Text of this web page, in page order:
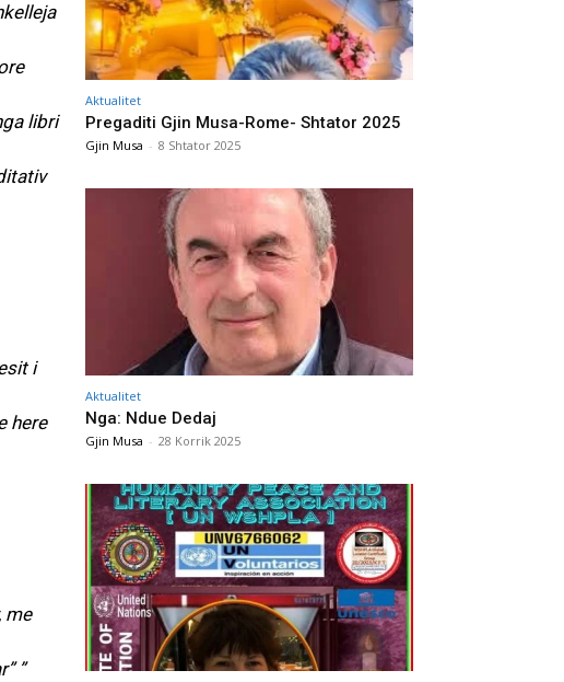
libri
i
here
me
”
Aktualitet
Pregaditi Gjin Musa-Rome- Shtator 2025
Gjin Musa - 8 Shtator 2025
Aktualitet
Nga: Ndue Dedaj
Gjin Musa - 28 Korrik 2025